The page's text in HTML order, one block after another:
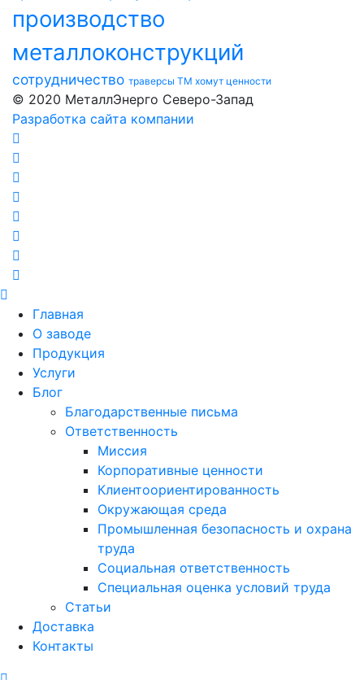
производство
металлоконструкций
сотрудничество траверсы ТМ хомут ценности
© 2020 МеталлЭнерго Северо-Запад
Разработка сайта компании
Главная
О заводе
Продукция
Услуги
Блог
Благодарственные письма
Ответственность
Миссия
Корпоративные ценности
Клиентоориентированность
Окружающая среда
Промышленная безопасность и охрана
труда
Социальная ответственность
Специальная оценка условий труда
Статьи
Доставка
Контакты